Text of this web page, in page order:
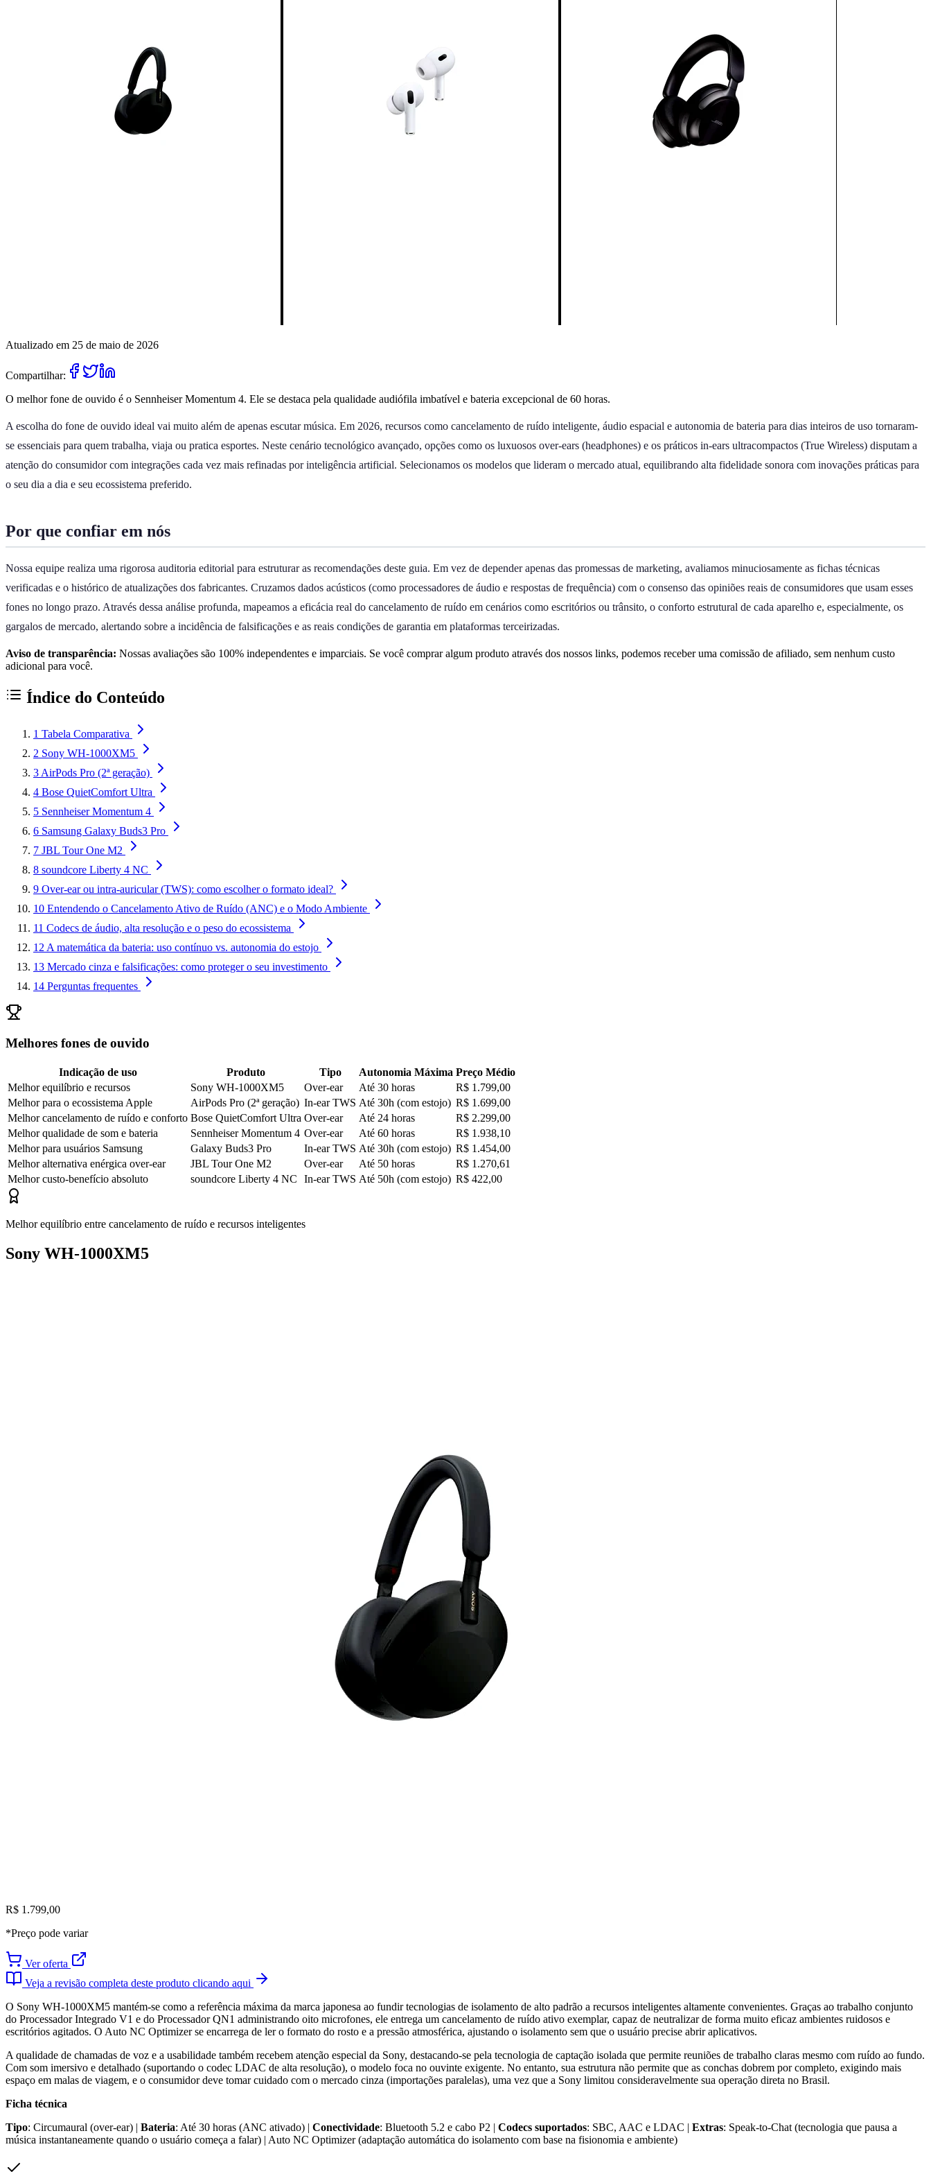
Atualizado em 25 de maio de 2026
Compartilhar:
O melhor fone de ouvido é o Sennheiser Momentum 4. Ele se destaca pela qualidade audiófila imbatível e bateria excepcional de 60 horas.
A escolha do fone de ouvido ideal vai muito além de apenas escutar música. Em 2026, recursos como cancelamento de ruído inteligente, áudio espacial e autonomia de bateria para dias inteiros de uso tornaram-
se essenciais para quem trabalha, viaja ou pratica esportes. Neste cenário tecnológico avançado, opções como os luxuosos over-ears (headphones) e os práticos in-ears ultracompactos (True Wireless) disputam a
atenção do consumidor com integrações cada vez mais refinadas por inteligência artificial. Selecionamos os modelos que lideram o mercado atual, equilibrando alta fidelidade sonora com inovações práticas para
o seu dia a dia e seu ecossistema preferido.
Por que confiar em nós
Nossa equipe realiza uma rigorosa auditoria editorial para estruturar as recomendações deste guia. Em vez de depender apenas das promessas de marketing, avaliamos minuciosamente as fichas técnicas
verificadas e o histórico de atualizações dos fabricantes. Cruzamos dados acústicos (como processadores de áudio e respostas de frequência) com o consenso das opiniões reais de consumidores que usam esses
fones no longo prazo. Através dessa análise profunda, mapeamos a eficácia real do cancelamento de ruído em cenários como escritórios ou trânsito, o conforto estrutural de cada aparelho e, especialmente, os
gargalos de mercado, alertando sobre a incidência de falsificações e as reais condições de garantia em plataformas terceirizadas.
Aviso de transparência: Nossas avaliações são 100% independentes e imparciais. Se você comprar algum produto através dos nossos links, podemos receber uma comissão de afiliado, sem nenhum custo
adicional para você.
Índice do Conteúdo
1 Tabela Comparativa
2 Sony WH-1000XM5
3 AirPods Pro (2ª geração)
4 Bose QuietComfort Ultra
5 Sennheiser Momentum 4
6 Samsung Galaxy Buds3 Pro
7 JBL Tour One M2
8 soundcore Liberty 4 NC
9 Over-ear ou intra-auricular (TWS): como escolher o formato ideal?
10 Entendendo o Cancelamento Ativo de Ruído (ANC) e o Modo Ambiente
11 Codecs de áudio, alta resolução e o peso do ecossistema
12 A matemática da bateria: uso contínuo vs. autonomia do estojo
13 Mercado cinza e falsificações: como proteger o seu investimento
14 Perguntas frequentes
Melhores fones de ouvido
Indicação de uso Produto Tipo Autonomia Máxima Preço Médio
Melhor equilíbrio e recursos
Sony WH-1000XM5 Over-ear Até 30 horas
R$ 1.799,00
Melhor para o ecossistema Apple
AirPods Pro (2ª geração) In-ear TWS Até 30h (com estojo) R$ 1.699,00
Melhor cancelamento de ruído e conforto Bose QuietComfort Ultra Over-ear Até 24 horas
R$ 2.299,00
Melhor qualidade de som e bateria
Sennheiser Momentum 4 Over-ear Até 60 horas
R$ 1.938,10
Melhor para usuários Samsung
Galaxy Buds3 Pro In-ear TWS Até 30h (com estojo) R$ 1.454,00
Melhor alternativa enérgica over-ear
JBL Tour One M2 Over-ear Até 50 horas
R$ 1.270,61
Melhor custo-benefício absoluto
soundcore Liberty 4 NC In-ear TWS Até 50h (com estojo) R$ 422,00
Melhor equilíbrio entre cancelamento de ruído e recursos inteligentes
Sony WH-1000XM5
R$ 1.799,00
*Preço pode variar
Ver oferta
Veja a revisão completa deste produto clicando aqui
O Sony WH-1000XM5 mantém-se como a referência máxima da marca japonesa ao fundir tecnologias de isolamento de alto padrão a recursos inteligentes altamente convenientes. Graças ao trabalho conjunto
do Processador Integrado V1 e do Processador QN1 administrando oito microfones, ele entrega um cancelamento de ruído ativo exemplar, capaz de neutralizar de forma muito eficaz ambientes ruidosos e
escritórios agitados. O Auto NC Optimizer se encarrega de ler o formato do rosto e a pressão atmosférica, ajustando o isolamento sem que o usuário precise abrir aplicativos.
A qualidade de chamadas de voz e a usabilidade também recebem atenção especial da Sony, destacando-se pela tecnologia de captação isolada que permite reuniões de trabalho claras mesmo com ruído ao fundo.
Com som imersivo e detalhado (suportando o codec LDAC de alta resolução), o modelo foca no ouvinte exigente. No entanto, sua estrutura não permite que as conchas dobrem por completo, exigindo mais
espaço em malas de viagem, e o consumidor deve tomar cuidado com o mercado cinza (importações paralelas), uma vez que a Sony limitou consideravelmente sua operação direta no Brasil.
Ficha técnica
Tipo: Circumaural (over-ear) | Bateria: Até 30 horas (ANC ativado) | Conectividade: Bluetooth 5.2 e cabo P2 | Codecs suportados: SBC, AAC e LDAC | Extras: Speak-to-Chat (tecnologia que pausa a
música instantaneamente quando o usuário começa a falar) | Auto NC Optimizer (adaptação automática do isolamento com base na fisionomia e ambiente)